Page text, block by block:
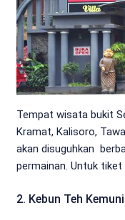
Tempat wisata bukit
Kramat, Kalisoro,
akan disuguhkan
permainan. Untuk tiket
2. Kebun Teh